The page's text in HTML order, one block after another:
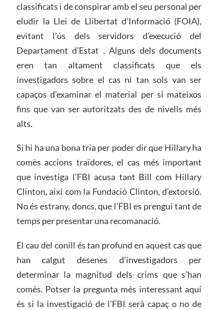
classificats i de conspirar amb el seu personal per
eludir la Llei de Llibertat d’Informació (FOIA),
evitant l’ús dels servidors d’execució del
Departament d’Estat . Alguns dels documents
eren tan altament classificats que els
investigadors sobre el cas ni tan sols van ser
capaços d’examinar el material per si mateixos
fins que van ser autoritzats des de nivells més
alts.
Si hi ha una bona tria per poder dir que Hillary ha
comès accions traïdores, el cas més important
que investiga l’FBI acusa tant Bill com Hillary
Clinton, així com la Fundació Clinton, d’extorsió.
No és estrany, doncs, que l’FBI es prengui tant de
temps per presentar una recomanació.
El cau del conill és tan profund en aquest cas que
han calgut desenes d’investigadors per
determinar la magnitud dels crims que s’han
comès. Potser la pregunta més interessant aquí
és si la investigació de l’FBI serà capaç o no de